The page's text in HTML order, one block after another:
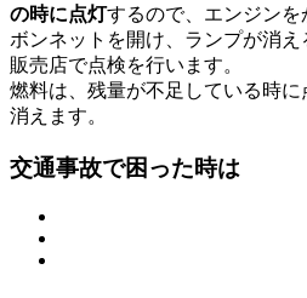
の時に点灯するので、エンジン
ボンネットを開け、ランプが消
販売店で点検を行います。
燃料は、残量が不足している時
消えます。
交通事故で困った時は